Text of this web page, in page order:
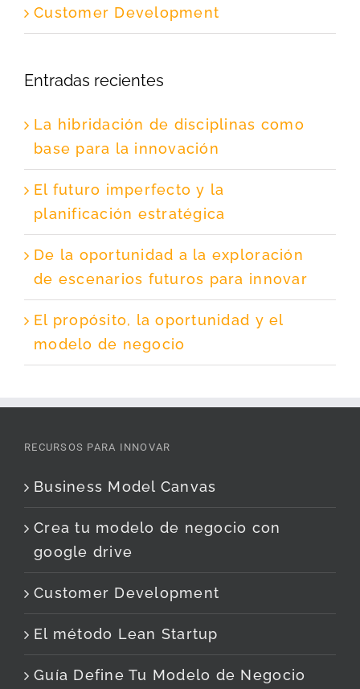
Customer Development
Entradas recientes
La hibridación de disciplinas como
base para la innovación
El futuro imperfecto y la
planificación estratégica
De la oportunidad a la exploración
de escenarios futuros para innovar
El propósito, la oportunidad y el
modelo de negocio
RECURSOS PARA INNOVAR
Business Model Canvas
Crea tu modelo de negocio con
google drive
Customer Development
El método Lean Startup
Guía Define Tu Modelo de Negocio